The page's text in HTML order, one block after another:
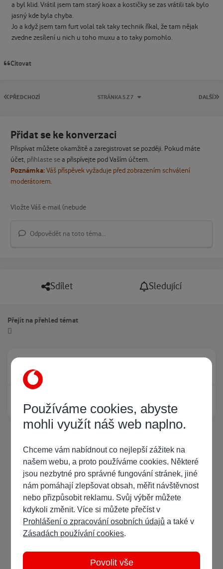
a byl klid. Vrátil jsem tam starý koax a kostičky se zas vrátili tak bylo
jasný kde byla chyba.
Jo a když jsem tam furt volal tak taky technik říkal, že tam nějak
zvedne zesílení u nich u toho muxu a to taky pomohlo.
Citovat
PRVNÍ STRÁNKA
PŘEDCHOZÍ DALŠÍ
STRÁNKA 5 Z 7
Přidat se ke konverzaci
Přispívat můžete okamžitě a zaregistrovat se později. Pokud máte
účet, přihlaste sea přispívejte pod Vaším účtem.
Poznámka:Váš příspěvek vyžaduje před zobrazením schválení
moderátorem.
Odpovědět na toto téma...
Sdílet Sledující
Přejít na přehled témat
Právě prohlíží tuto stránku
Žádný registrovaný uživatel si neprohlíží tuto stránku
Používáme cookies, abyste
mohli využít náš web naplno.
Chceme vám nabídnout co nejlepší zážitek na
našem webu, a proto používáme cookies. Některé
jsou nezbytné pro správné fungování stránek, jiné
nám pomáhají zlepšovat obsah, měřit návštěvnost
nebo přizpůsobit reklamu. Svůj výběr můžete
kdykoli změnit. Více si můžete přečíst v
Prohlášení o zpracování osobních údajů a také v
Zásadách používání cookies.
Povolit vše